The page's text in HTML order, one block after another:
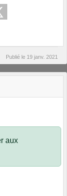
Publié le 19 janv. 2021
aux